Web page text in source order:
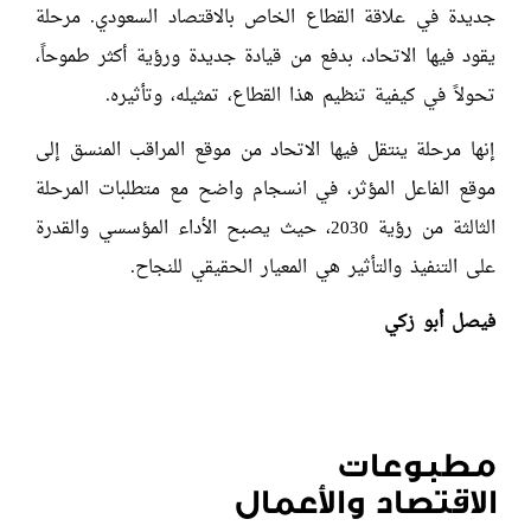
جديدة في علاقة القطاع الخاص بالاقتصاد السعودي. مرحلة
يقود فيها الاتحاد، بدفع من قيادة جديدة ورؤية أكثر طموحاً،
تحولاً في كيفية تنظيم هذا القطاع، تمثيله، وتأثيره.
إنها مرحلة ينتقل فيها الاتحاد من موقع المراقب المنسق إلى
موقع الفاعل المؤثر، في انسجام واضح مع متطلبات المرحلة
الثالثة من رؤية 2030، حيث يصبح الأداء المؤسسي والقدرة
على التنفيذ والتأثير هي المعيار الحقيقي للنجاح.
فيصل أبو زكي
مطبوعات
الاقتصاد والأعمال